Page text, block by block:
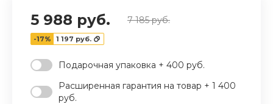
5 988 руб. 7 185 руб.
-17% 1 197 руб.
Подарочная упаковка + 400 руб.
Расширенная гарантия на товар + 1 400
руб.